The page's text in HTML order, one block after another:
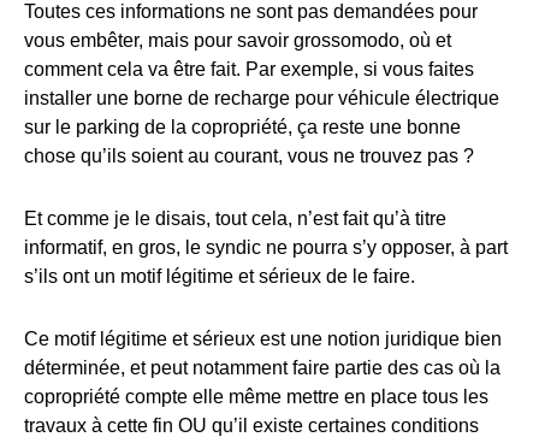
Toutes ces informations ne sont pas demandées pour
vous embêter, mais pour savoir grossomodo, où et
comment cela va être fait. Par exemple, si vous faites
installer une borne de recharge pour véhicule électrique
sur le parking de la copropriété, ça reste une bonne
chose qu’ils soient au courant, vous ne trouvez pas ?
Et comme je le disais, tout cela, n’est fait qu’à titre
informatif, en gros, le syndic ne pourra s’y opposer, à part
s’ils ont un motif légitime et sérieux de le faire.
Ce motif légitime et sérieux est une notion juridique bien
déterminée, et peut notamment faire partie des cas où la
copropriété compte elle même mettre en place tous les
travaux à cette fin OU qu’il existe certaines conditions